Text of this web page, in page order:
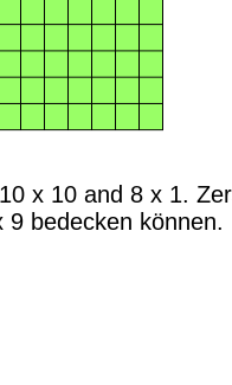
x 10 and 8 x 1.
9 bedecken können.